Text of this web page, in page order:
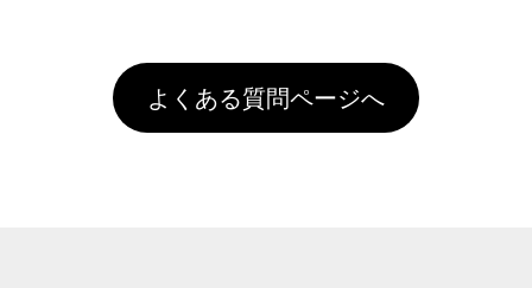
頂いても、ログインがされていなければ、ラン
クにカウントがされません。
害な性質で、水洗いで落とすことが可能です。
お手数ですが、お客様ご自身にて着用前に落と
していただけますようお願いいたします。※1
通常注文・直送機能でのご注文に関わらず、前
引」などによるお値引きで4,000円未満になる
場合は送料がかかりますので、ご注意くださ
い。
よくある質問ページへ